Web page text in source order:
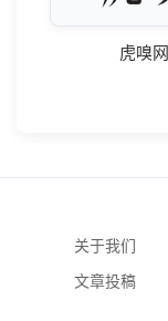
虎嗅网
关于我们
文章投稿